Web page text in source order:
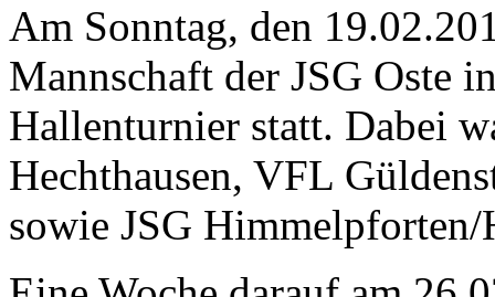
Am Sonntag, den
Mannschaft der JSG Oste
Hallenturnier statt. Dabei
Hechthausen, VFL
sowie JSG Himmelpforten/